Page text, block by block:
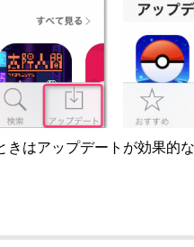
はアップデートが効果的な